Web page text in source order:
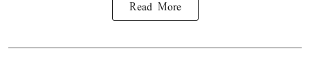
Read More